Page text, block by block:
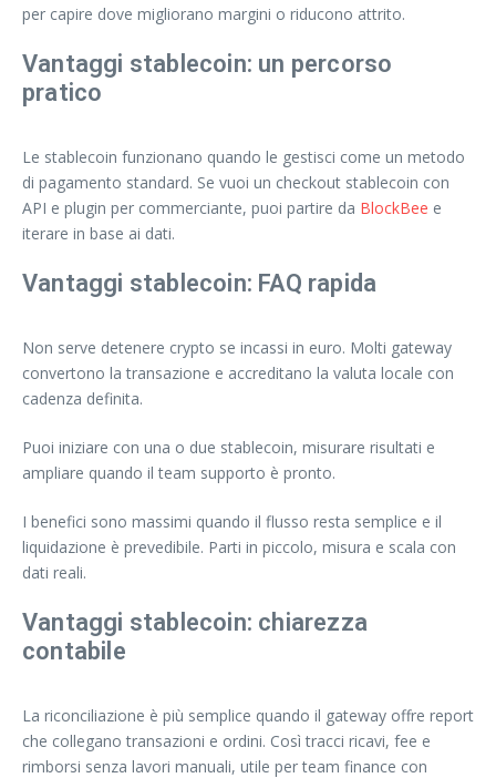
per capire dove migliorano margini o riducono attrito.
Vantaggi stablecoin: un percorso
pratico
Le stablecoin funzionano quando le gestisci come un metodo
di pagamento standard. Se vuoi un checkout stablecoin con
API e plugin per commerciante, puoi partire da BlockBee e
iterare in base ai dati.
Vantaggi stablecoin: FAQ rapida
Non serve detenere crypto se incassi in euro. Molti gateway
convertono la transazione e accreditano la valuta locale con
cadenza definita.
Puoi iniziare con una o due stablecoin, misurare risultati e
ampliare quando il team supporto è pronto.
I benefici sono massimi quando il flusso resta semplice e il
liquidazione è prevedibile. Parti in piccolo, misura e scala con
dati reali.
Vantaggi stablecoin: chiarezza
contabile
La riconciliazione è più semplice quando il gateway offre report
che collegano transazioni e ordini. Così tracci ricavi, fee e
rimborsi senza lavori manuali, utile per team finance con